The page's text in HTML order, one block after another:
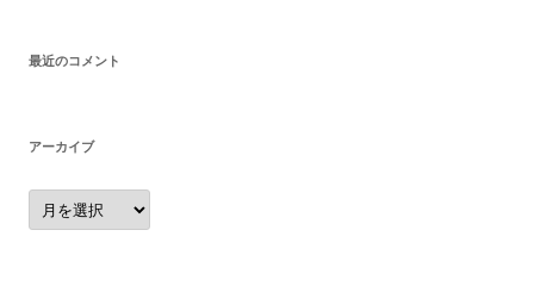
最近のコメント
アーカイブ
ア
ー
カ